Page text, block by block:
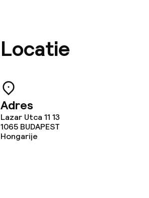
Babysitservice
Schoonmaakvoorzieningen
Wasfaciliteiten (wasmachine)
Locatie
Adres
Lazar Utca 11 13
1065 BUDAPEST
Hongarije